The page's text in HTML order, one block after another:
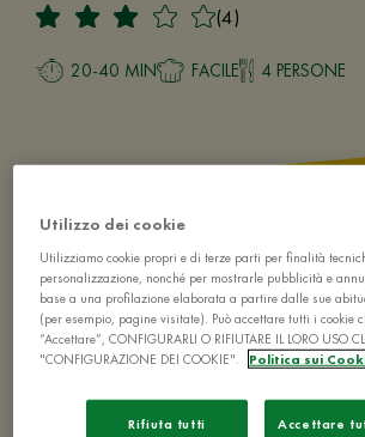
(4)
20-40 MIN FACILE 4 PERSONE
Utilizzo dei cookie
Utilizziamo cookie propri e di terze parti per finalità
personalizzazione, nonché per mostrarle pubblicità e
base a una profilazione elaborata a partire dalle sue
(per esempio, pagine visitate). Può accettare tutti i cookie
“Accettare”, CONFIGURARLI O RIFIUTARE IL LORO USO
"CONFIGURAZIONE DEI COOKIE".
Politica sui
Rifiuta tutti Accettare